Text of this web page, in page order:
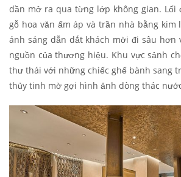
dần mở ra qua từng lớp không gian. Lối
gỗ hoa văn ấm áp và trần nhà bằng kim
ánh sáng dẫn dắt khách mời đi sâu hơn
nguồn của thương hiệu. Khu vực sảnh
thư thái với những chiếc ghế bành sang
thủy tinh mờ gợi hình ảnh dòng thác